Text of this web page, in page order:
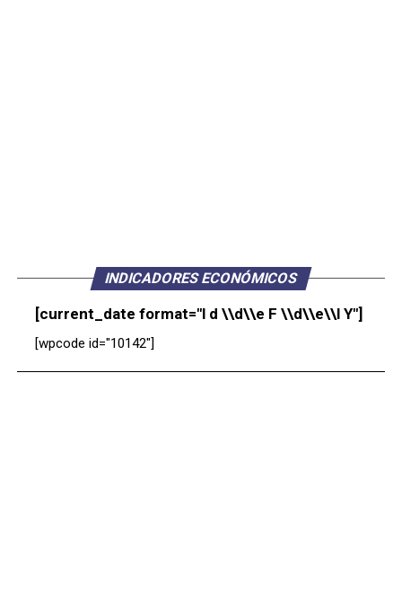
INDICADORES ECONÓMICOS
[current_date format="l d \\d\\e F \\d\\e\\l Y"]
[wpcode id="10142"]